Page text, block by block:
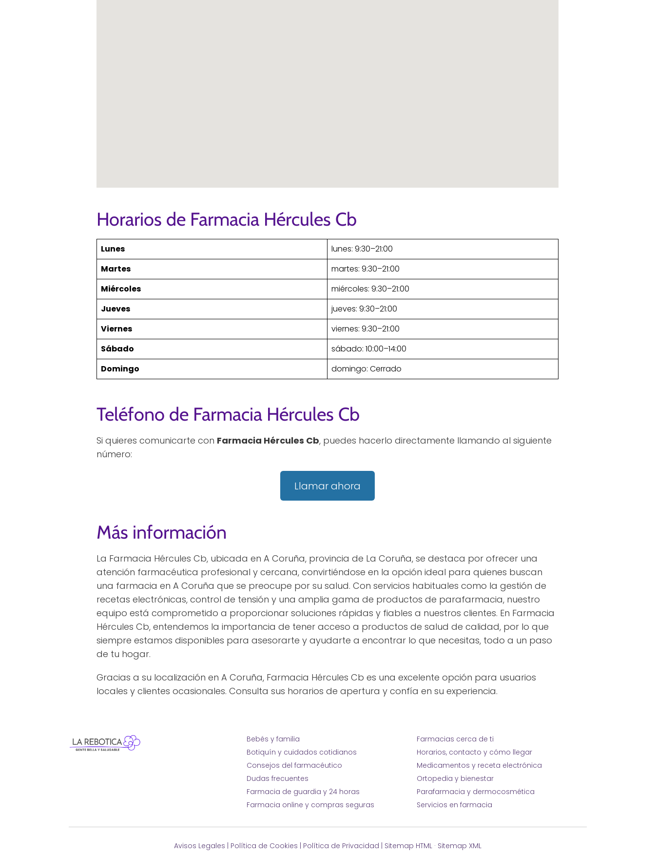
Horarios de Farmacia Hércules Cb
Lunes
lunes: 9:30–21:00
Martes
martes: 9:30–21:00
Miércoles
miércoles: 9:30–21:00
Jueves
jueves: 9:30–21:00
Viernes
viernes: 9:30–21:00
Sábado
sábado: 10:00–14:00
Domingo
domingo: Cerrado
Teléfono de Farmacia Hércules Cb
Si quieres comunicarte con Farmacia Hércules Cb, puedes hacerlo directamente llamando al siguiente
número:
Llamar ahora
Más información
La Farmacia Hércules Cb, ubicada en A Coruña, provincia de La Coruña, se destaca por ofrecer una
atención farmacéutica profesional y cercana, convirtiéndose en la opción ideal para quienes buscan
una farmacia en A Coruña que se preocupe por su salud. Con servicios habituales como la gestión de
recetas electrónicas, control de tensión y una amplia gama de productos de parafarmacia, nuestro
equipo está comprometido a proporcionar soluciones rápidas y fiables a nuestros clientes. En Farmacia
Hércules Cb, entendemos la importancia de tener acceso a productos de salud de calidad, por lo que
siempre estamos disponibles para asesorarte y ayudarte a encontrar lo que necesitas, todo a un paso
de tu hogar.
Gracias a su localización en A Coruña, Farmacia Hércules Cb es una excelente opción para usuarios
locales y clientes ocasionales. Consulta sus horarios de apertura y confía en su experiencia.
Bebés y familia
Botiquín y cuidados cotidianos
Consejos del farmacéutico
Dudas frecuentes
Farmacia de guardia y 24 horas
Farmacia online y compras seguras
Farmacias cerca de ti
Horarios, contacto y cómo llegar
Medicamentos y receta electrónica
Ortopedia y bienestar
Parafarmacia y dermocosmética
Servicios en farmacia
Avisos Legales | Política de Cookies | Política de Privacidad | Sitemap HTML· Sitemap XML